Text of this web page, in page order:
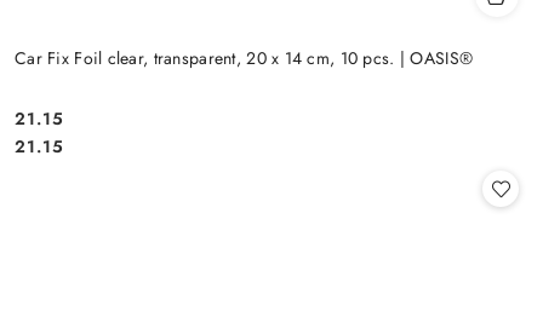
Car Fix Foil clear, transparent, 20 x 14 cm, 10 pcs. | OASIS®
Cena:
21.15
Cena:
21.15